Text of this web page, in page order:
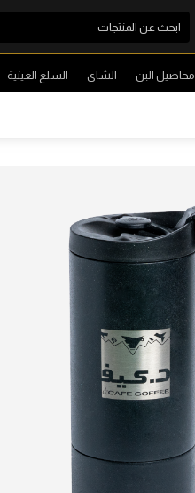
محاصيل البن الشاي السلع العينية